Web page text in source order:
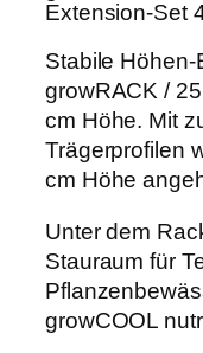
5
0
0
€
C
K
0
.
8
/
.
0
/
1
Extension-Set
Stabile Höhen-
growRACK /
cm Höhe. Mit
Trägerprofilen
cm Höhe
Unter dem
Stauraum für
growCOOL